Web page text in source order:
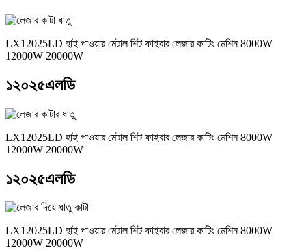
LX12025LD হাই পাওয়ার মেটাল শিট ফাইবার লেজার কাটিং মেশিন 8000W
12000W 20000W
১২০২৫এলডি
LX12025LD হাই পাওয়ার মেটাল শিট ফাইবার লেজার কাটিং মেশিন 8000W
12000W 20000W
১২০২৫এলডি
LX12025LD হাই পাওয়ার মেটাল শিট ফাইবার লেজার কাটিং মেশিন 8000W
12000W 20000W